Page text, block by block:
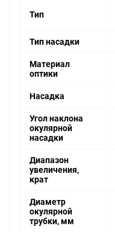
Тип
Тип насадки
Материал
оптики
Насадка
Угол наклона
окулярной
насадки
Диапазон
увеличения,
крат
Диаметр
окулярной
трубки, мм